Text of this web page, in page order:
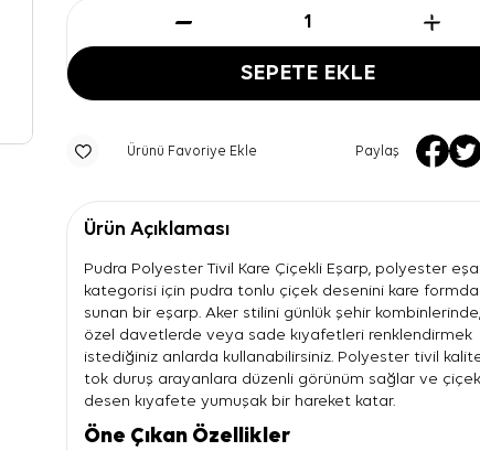
SEPETE EKLE
Ürünü Favoriye Ekle Paylaş
Ürün Açıklaması
Pudra Polyester Tivil Kare Çiçekli Eşarp, polyester
kategorisi için pudra tonlu çiçek desenini kare formda
sunan bir eşarp. Aker stilini günlük şehir kombinlerinde,
özel davetlerde veya sade kıyafetleri renklendirmek
istediğiniz anlarda kullanabilirsiniz. Polyester tivil
tok duruş arayanlara düzenli görünüm sağlar ve
desen kıyafete yumuşak bir hareket katar.
Öne Çıkan Özellikler